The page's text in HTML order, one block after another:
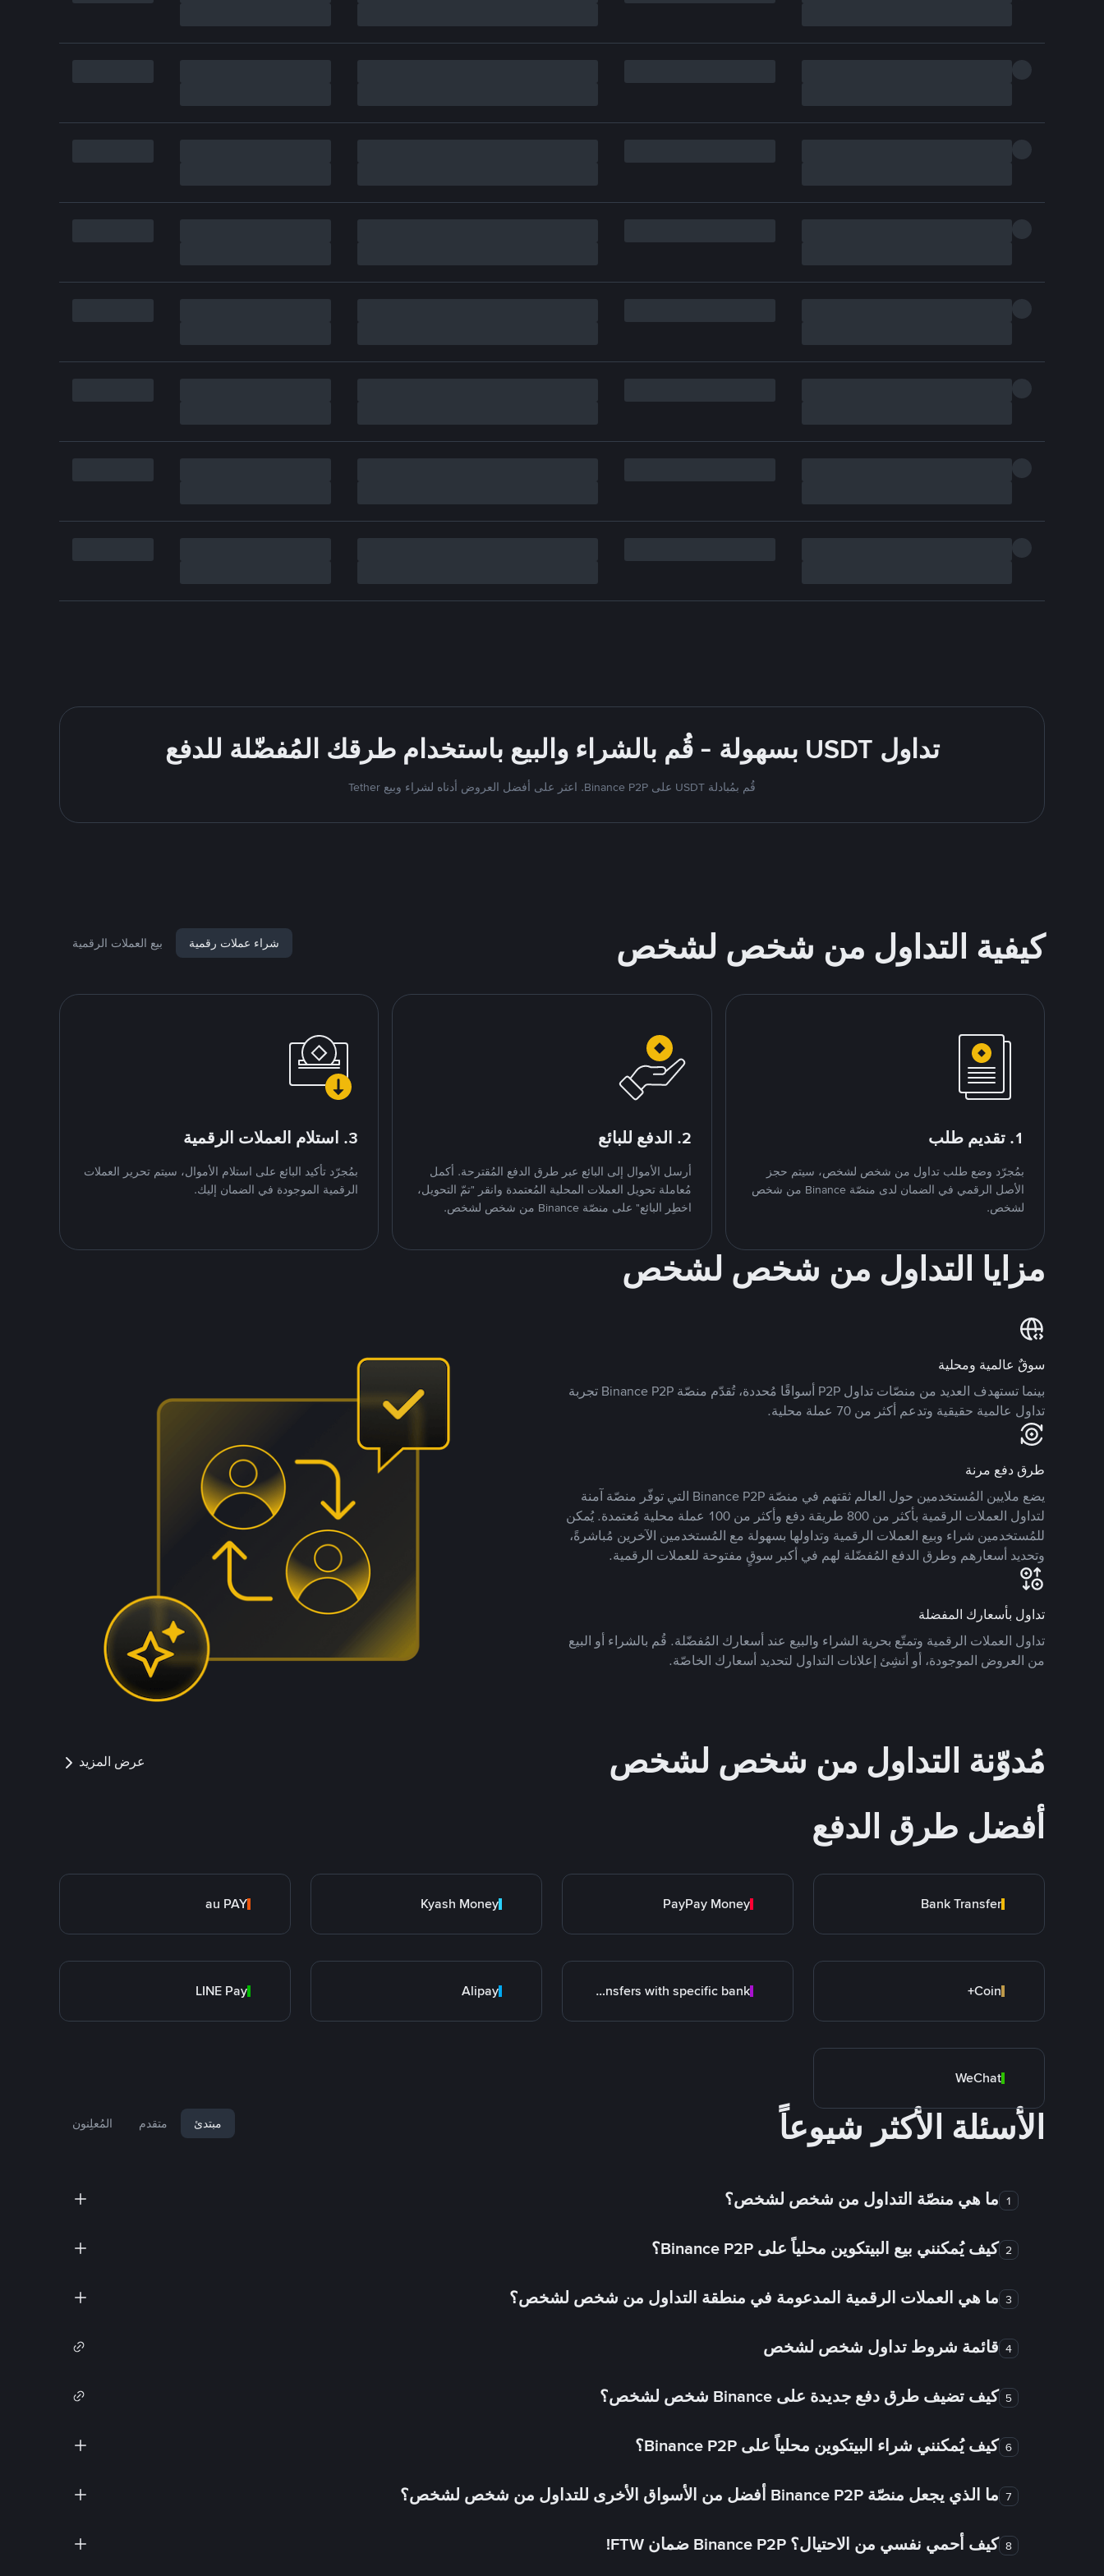
تداول USDT بسهولة - قُم بالشراء والبيع باستخدام طرقك المُفضّلة للدفع
قُم بمُبادلة USDT على Binance P2P. اعثر على أفضل العروض أدناه لشراء وبيع Tether
كيفية التداول من شخص لشخص شراء عملات رقمية بيع العملات الرقمية
1. تقديم طلب
بمُجرّد وضع طلب تداول من شخص لشخص، سيتم حجز
الأصل الرقمي في الضمان لدى منصّة Binance من شخص
لشخص.
2. الدفع للبائع
أرسل الأموال إلى البائع عبر طرق الدفع المُقترحة. أكمل
مُعاملة تحويل العملات المحلية المُعتمدة وانقر "تمّ التحويل،
اخطِر البائع" على منصّة Binance من شخص لشخص.
3. استلام العملات الرقمية
بمُجرّد تأكيد البائع على استلام الأموال، سيتم تحرير العملات
الرقمية الموجودة في الضمان إليك.
مزايا التداول من شخص لشخص
سوقٌ عالمية ومحلية
بينما تستهدف العديد من منصّات تداول P2P أسواقًا مُحددة، تُقدّم منصّة Binance P2P تجربة
تداول عالمية حقيقية وتدعم أكثر من 70 عملة محلية.
طرق دفع مرنة
يضع ملايين المُستخدمين حول العالم ثقتهم في منصّة Binance P2P التي توفّر منصّة آمنة
لتداول العملات الرقمية بأكثر من 800 طريقة دفع وأكثر من 100 عملة محلية مُعتمدة. يُمكن
للمُستخدمين شراء وبيع العملات الرقمية وتداولها بسهولة مع المُستخدمين الآخرين مُباشرةً،
وتحديد أسعارهم وطرق الدفع المُفضّلة لهم في أكبر سوقٍ مفتوحة للعملات الرقمية.
تداول بأسعارك المفضلة
تداول العملات الرقمية وتمتّع بحرية الشراء والبيع عند أسعارك المُفضّلة. قُم بالشراء أو البيع
من العروض الموجودة، أو أنشِئ إعلانات التداول لتحديد أسعارك الخاصّة.
مُدوّنة التداول من شخص لشخص عرض المزيد
أفضل طرق الدفع
Bank Transfer
PayPay Money
Kyash Money
au PAY
Coin+
Transfers with specific bank
Alipay
LINE Pay
WeChat
الأسئلة الأكثر شيوعاً مبتدئ متقدم المُعلِنون
1 ما هي منصّة التداول من شخص لشخص؟
2 كيف يُمكنني بيع البيتكوين محلياً على Binance P2P؟
3 ما هي العملات الرقمية المدعومة في منطقة التداول من شخص لشخص؟
4 قائمة شروط تداول شخص لشخص
5 كيف تضيف طرق دفع جديدة على Binance شخص لشخص؟
6 كيف يُمكنني شراء البيتكوين محلياً على Binance P2P؟
7 ما الذي يجعل منصّة Binance P2P أفضل من الأسواق الأخرى للتداول من شخص لشخص؟
8 كيف أحمي نفسي من الاحتيال؟ Binance P2P ضمان FTW!